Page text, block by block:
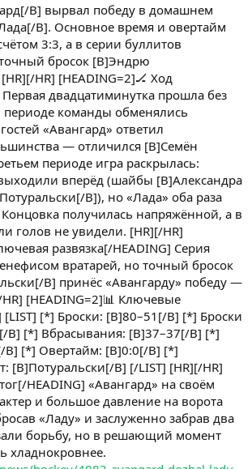
B] вырвал победу в домашнем
B]. Основное время и овертайм
3:3, а в серии буллитов
бросок [B]Эндрю
HR] [HEADING=2]🏒 Ход
двадцатиминутка прошла без
периоде команды обменялись
«Авангард» ответил
— отличился [B]Семён
периоде игра раскрылась:
вперёд (шайбы [B]Александра
B]), но «Лада» оба раза
Концовка получилась напряжённой, а в
голов не увидели. [HR][/HR]
развязка[/HEADING] Серия
вратарей, но точный бросок
B] принёс «Авангарду» победу —
[HEADING=2]📊 Ключевые
[LIST] [*] Броски: [B]80–51[/B] [*] Броски
B] [*] Вбрасывания: [B]37–37[/B] [*]
[*] Овертайм: [B]0:0[/B] [*]
[B]Потуральски[/B] [/LIST] [HR][/HR]
HEADING] «Авангард» на своём
и большое давление на ворота
«Ладу» и заслуженно забрав два
борьбу, но в решающий момент
хладнокровнее.